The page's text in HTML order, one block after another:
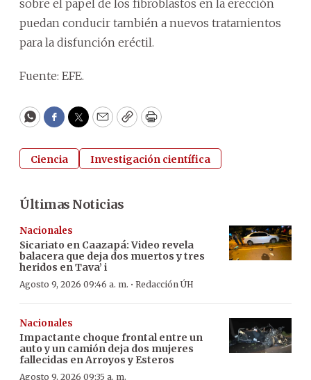
sobre el papel de los fibroblastos en la erección
puedan conducir también a nuevos tratamientos
para la disfunción eréctil.
Fuente: EFE.
WhatsApp
Facebook
Twitter
EmailCopyPrint
Ciencia Investigación científica
Últimas Noticias
Nacionales
Sicariato en Caazapá: Video revela
balacera que deja dos muertos y tres
heridos en Tava’ i
Agosto 9, 2026 09:46 a. m. · Redacción ÚH
Nacionales
Impactante choque frontal entre un
auto y un camión deja dos mujeres
fallecidas en Arroyos y Esteros
Agosto 9, 2026 09:35 a. m.